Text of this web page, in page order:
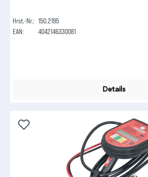
Hrst.-Nr.: 150.2195
EAN:
4042146330081
Details